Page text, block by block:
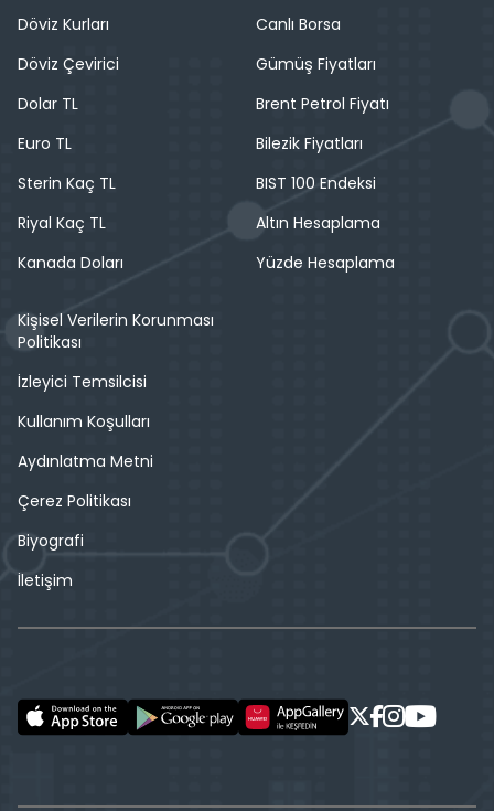
Döviz Kurları
Döviz Çevirici
Dolar TL
Euro TL
Sterin Kaç TL
Riyal Kaç TL
Kanada Doları
Canlı Borsa
Gümüş Fiyatları
Brent Petrol Fiyatı
Bilezik Fiyatları
BIST 100 Endeksi
Altın Hesaplama
Yüzde Hesaplama
Kişisel Verilerin Korunması
Politikası
İzleyici Temsilcisi
Kullanım Koşulları
Aydınlatma Metni
Çerez Politikası
Biyografi
İletişim